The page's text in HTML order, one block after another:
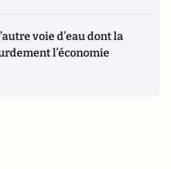
voie d’eau dont la
l’économie